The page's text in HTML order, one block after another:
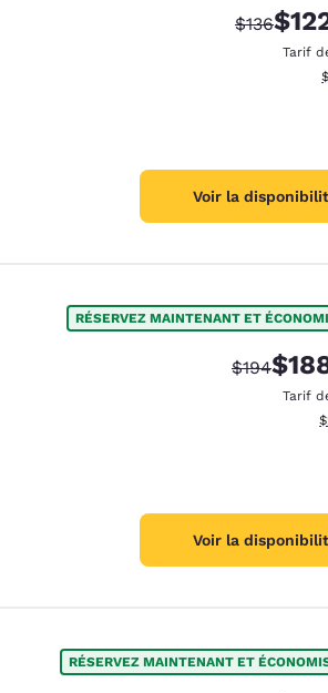
Tarif barré
$136Tarif
Tarif
Voir la
RÉSERVEZ MAINTENANT ET
Tarif barré
$194Tarif
Tarif
Voir la
RÉSERVEZ MAINTENANT ET